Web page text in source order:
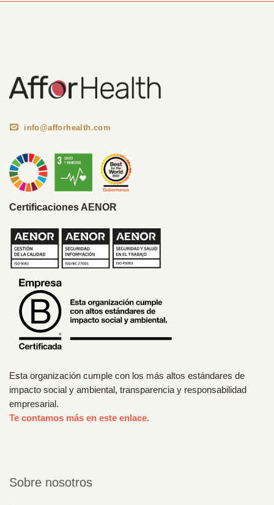
info@afforhealth.com
Certificaciones AENOR
Esta organización cumple con los más altos estándares de
impacto social y ambiental, transparencia y responsabilidad
empresarial.
Te contamos más en este enlace.
Sobre nosotros